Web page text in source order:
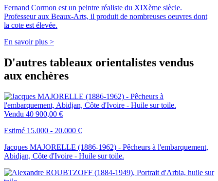
Fernand Cormon est un peintre réaliste du XIXème siècle.
Professeur aux Beaux-Arts, il produit de nombreuses oeuvres dont
la cote est élevée.
En savoir plus >
D'autres tableaux orientalistes vendus
aux enchères
Vendu 40 900,00 €
Estimé 15.000 - 20.000 €
Jacques MAJORELLE (1886-1962) - Pêcheurs à l'embarquement,
Abidjan, Côte d'Ivoire - Huile sur toile.